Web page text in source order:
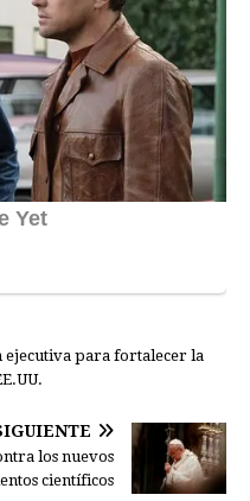
para fortalecer la
los nuevos
científicos